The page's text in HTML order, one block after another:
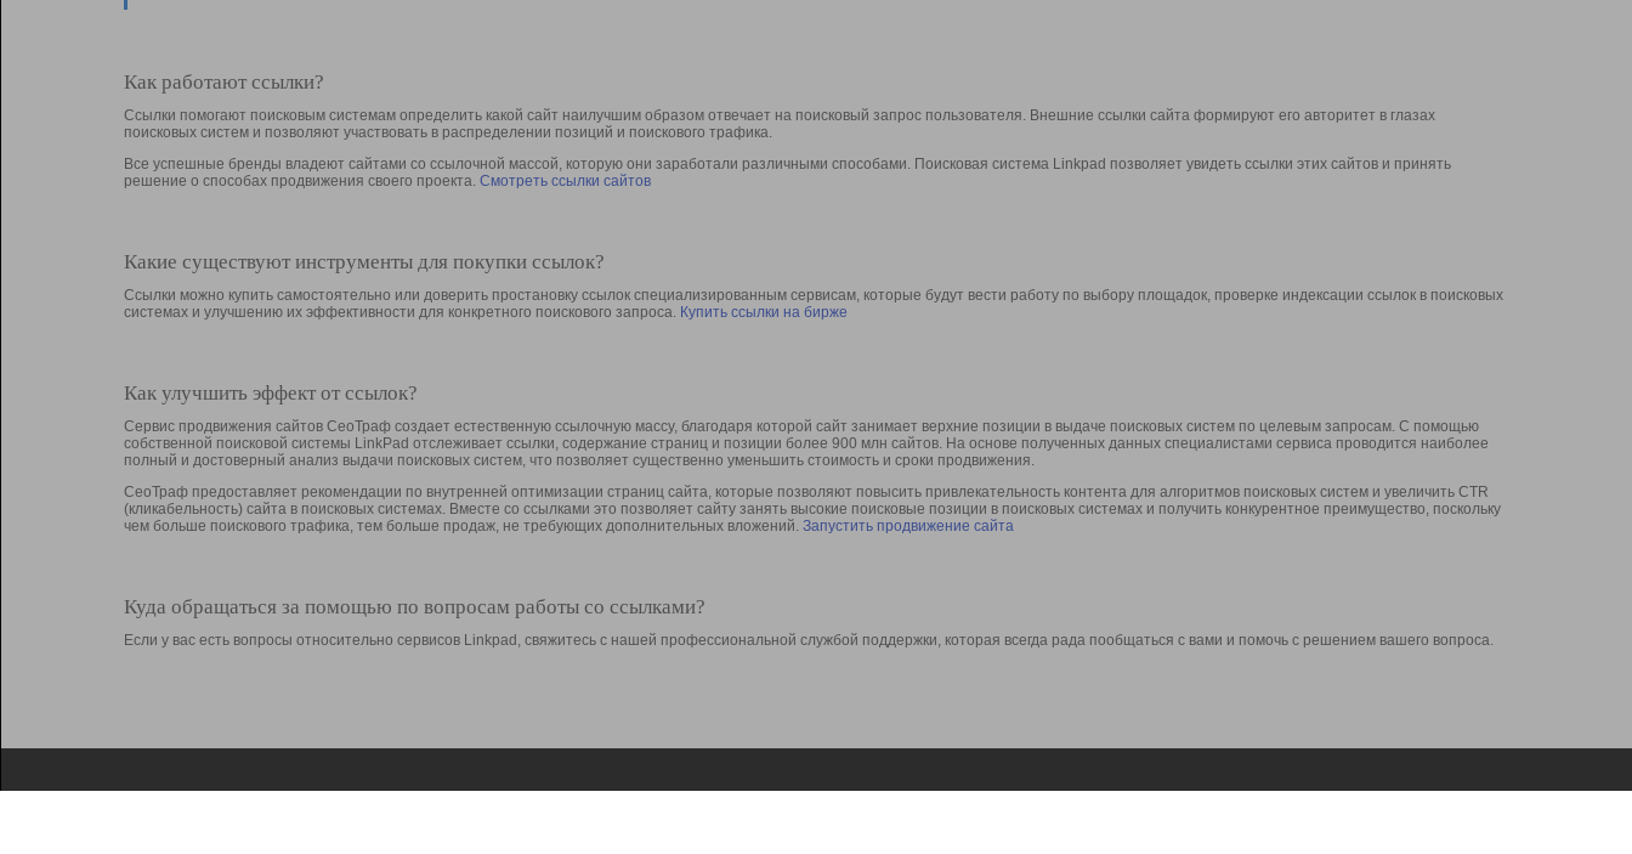
Как работают ссылки?
Ссылки помогают поисковым системам определить какой сайт наилучшим образом отвечает на поисковый запрос пользователя. Внешние ссылки сайта формируют его авторитет в глазах
поисковых систем и позволяют участвовать в раcпределении позиций и поискового трафика.
Все успешные бренды владеют сайтами со ссылочной массой, которую они заработали различными способами. Поисковая система Linkpad позволяет увидеть ссылки этих сайтов и принять
решение о способах продвижения своего проекта. Смотреть ссылки сайтов
Какие существуют инструменты для покупки ссылок?
Ссылки можно купить самостоятельно или доверить простановку ссылок специализированным сервисам, которые будут вести работу по выбору площадок, проверке индексации ссылок в поисковых
системах и улучшению их эффективности для конкретного поискового запроса. Купить ссылки на бирже
Как улучшить эффект от ссылок?
Сервис продвижения сайтов СеоТраф создает естественную ссылочную массу, благодаря которой сайт занимает верхние позиции в выдаче поисковых систем по целевым запросам. С помощью
собственной поисковой системы LinkPad отслеживает ссылки, содержание страниц и позиции более 900 млн сайтов. На основе полученных данных специалистами сервиса проводится наиболее
полный и достоверный анализ выдачи поисковых систем, что позволяет существенно уменьшить стоимость и сроки продвижения.
СеоТраф предоставляет рекомендации по внутренней оптимизации страниц сайта, которые позволяют повысить привлекательность контента для алгоритмов поисковых систем и увеличить CTR
(кликабельность) сайта в поисковых системах. Вместе со ссылками это позволяет сайту занять высокие поисковые позиции в поисковых системах и получить конкурентное преимущество, поскольку
чем больше поискового трафика, тем больше продаж, не требующих дополнительных вложений. Запустить продвижение сайта
Куда обращаться за помощью по вопросам работы со ссылками?
Если у вас есть вопросы относительно сервисов Linkpad, свяжитесь с нашей профессиональной службой поддержки, которая всегда рада пообщаться с вами и помочь с решением вашего вопроса.